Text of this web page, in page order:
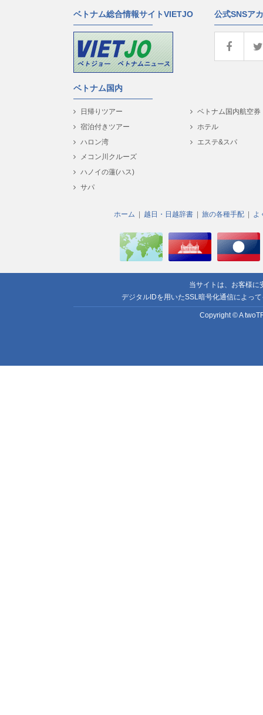
ベトナム総合情報サイトVIETJO 公式SNSア
ベトナム国内
日帰りツアー
宿泊付きツアー
ハロン湾
メコン川クルーズ
ハノイの蓮(ハス)
サパ
ベトナム国内航空券
ホテル
エステ&スパ
ホーム 越日・日越辞書 旅の各種手配 よ
当サイトは、お客様に
デジタルIDを用いたSSL暗号化通信によっ
Copyright © A